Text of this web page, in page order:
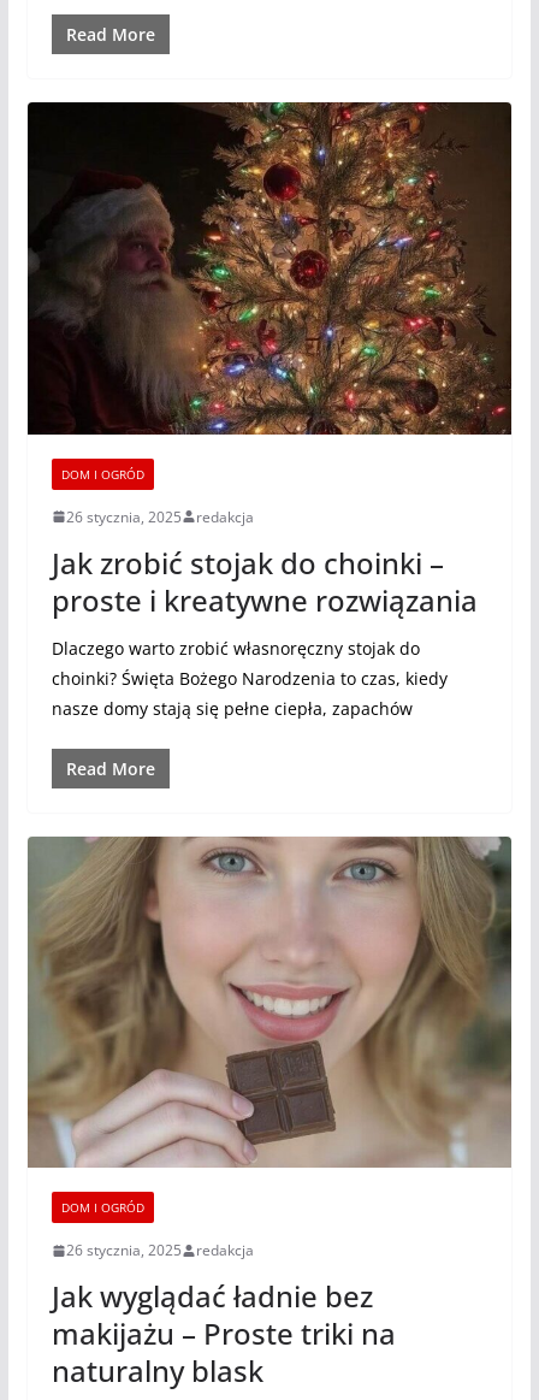
Read More
DOM I OGRÓD
26 stycznia, 2025 redakcja
Jak zrobić stojak do choinki –
proste i kreatywne rozwiązania
Dlaczego warto zrobić własnoręczny stojak do
choinki? Święta Bożego Narodzenia to czas, kiedy
nasze domy stają się pełne ciepła, zapachów
Read More
DOM I OGRÓD
26 stycznia, 2025 redakcja
Jak wyglądać ładnie bez
makijażu – Proste triki na
naturalny blask